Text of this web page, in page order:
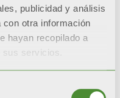
publicidad y análisis
con otra información
hayan recopilado a
servicios.
y función